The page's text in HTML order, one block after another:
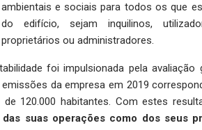
ambientais e sociais para todos os que
do edifício, sejam inquilinos,
proprietários ou administradores.
foi impulsionada pela avaliação
da empresa em 2019
120.000 habitantes. Com estes
suas operações como dos seus